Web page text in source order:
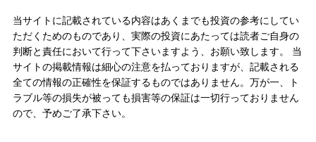
当サイトに記載されている内容はあくまでも投資の参考にしてい
ただくためのものであり、実際の投資にあたっては読者ご自身の
判断と責任において行って下さいますよう、お願い致します。 当
サイトの掲載情報は細心の注意を払っておりますが、記載される
全ての情報の正確性を保証するものではありません。万が一、ト
ラブル等の損失が被っても損害等の保証は一切行っておりません
ので、予めご了承下さい。